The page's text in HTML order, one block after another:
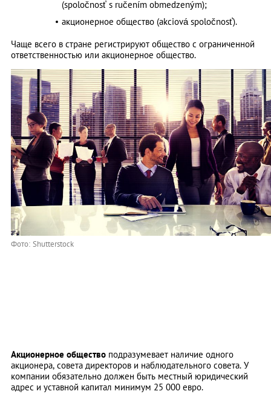
(spoločnosť s ručením obmedzeným);
акционерное общество (akciová spoločnosť).
Чаще всего в стране регистрируют общество с ограниченной
ответственностью или акционерное общество.
Фото: Shutterstock
Акционерное общество подразумевает наличие одного
акционера, совета директоров и наблюдательного совета. У
компании обязательно должен быть местный юридический
адрес и уставной капитал минимум 25 000 евро.